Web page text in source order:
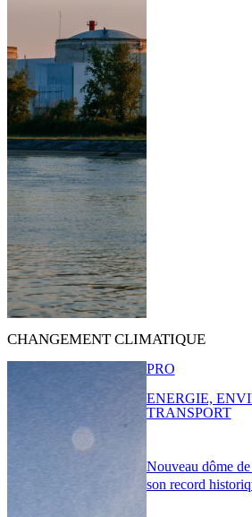
CHANGEMENT CLIMATIQUE
Nouveau dôme
son record
PRO
ENERGIE,
TRANSPORT